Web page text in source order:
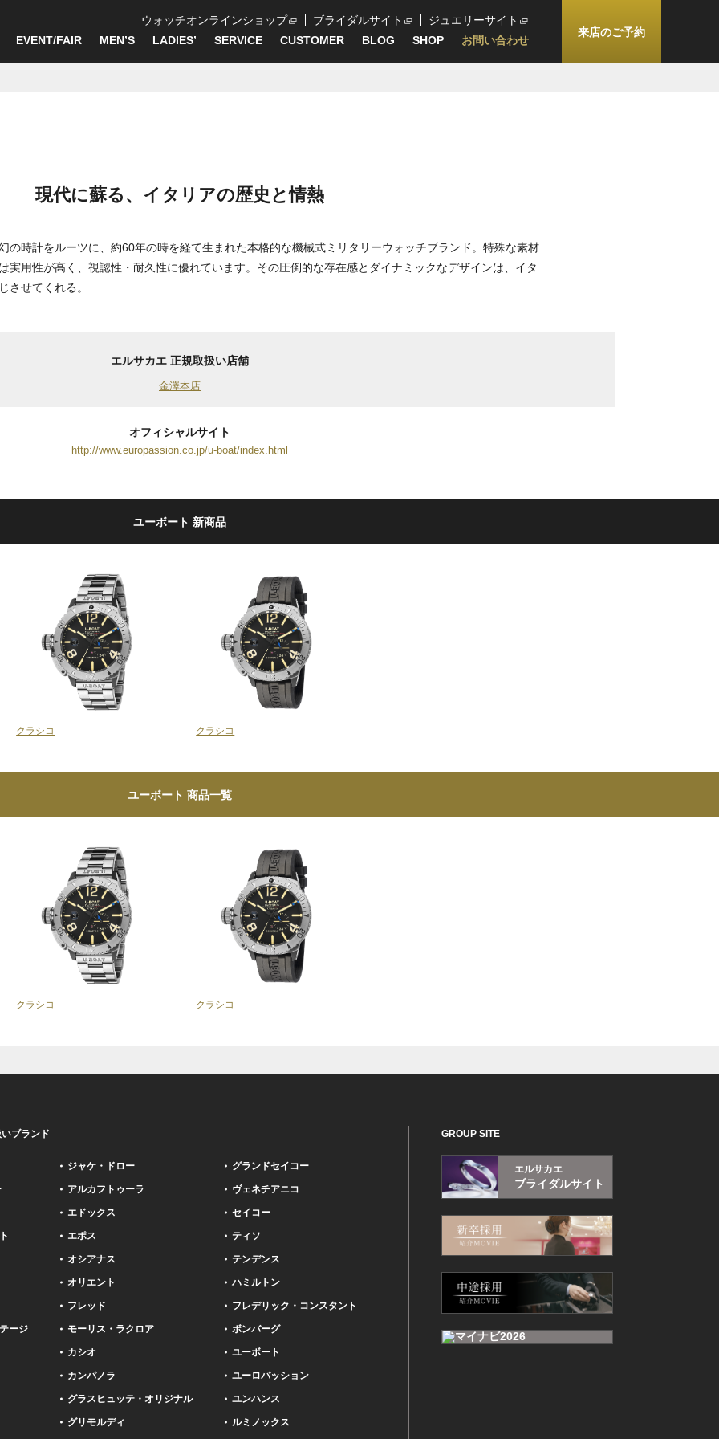
ウォッチオンラインショップ ブライダルサイト
ジュエリーサイト
EVENT/FAIR
MEN’S LADIES’ SERVICE CUSTOMER BLOG SHOP お問い合わせ
来店のご予約
現代に蘇る、イタリアの歴史と情熱
の時計をルーツに、約60年の時を経て生まれた本格的な機械式ミリタリーウォッチブランド。特殊な素材
実用性が高く、視認性・耐久性に優れています。その圧倒的な存在感とダイナミックなデザインは、イタ
させてくれる。
エルサカエ 正規取扱い店舗
金澤本店
オフィシャルサイト
http://www.europassion.co.jp/u-boat/index.html
ユーボート 新商品
クラシコ クラシコ
ユーボート 商品一覧
クラシコ クラシコ
ブランド
ージ
ジャケ・ドロー
アルカフトゥーラ
エドックス
エポス
オシアナス
オリエント
フレッド
モーリス・ラクロア
カシオ
カンパノラ
グラスヒュッテ・オリジナル
グリモルディ
グランドセイコー
ヴェネチアニコ
セイコー
ティソ
テンデンス
ハミルトン
フレデリック・コンスタント
ボンバーグ
ユーボート
ユーロパッション
ユンハンス
ルミノックス
GROUP SITE
エルサカエ
ブライダルサイト